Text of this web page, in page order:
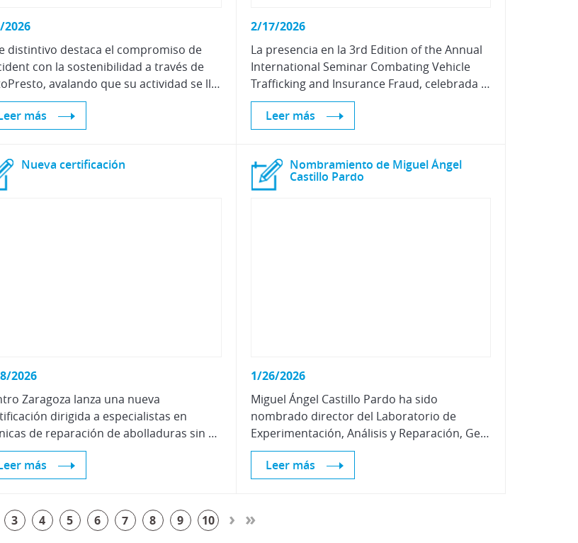
distintivo destaca el compromiso de
con la sostenibilidad a través de
AutoPresto, avalando que su actividad se lleva a cabo bajo rigurosos criterios de cuidado medioambiental, mejora continua y neutralidad climática.
más
2/17/2026
La presencia en la 3rd Edition of the Annual
International Seminar Combating Vehicle
Trafficking and Insurance Fraud, celebrada en Marruecos, refuerza nuestro compromiso con la lucha contra el tráfico de vehículos y el fraude en seguros.
Leer más
Nueva certificación
2026
Zaragoza lanza una nueva
dirigida a especialistas en
técnicas de reparación de abolladuras sin pintura, denominadas técnicas PDR
más
Nombramiento de Miguel Ángel
Castillo Pardo
1/26/2026
Miguel Ángel Castillo Pardo ha sido
nombrado director del Laboratorio de
Experimentación, Análisis y Reparación, Gestión de Calidad e Infraestructuras de Centro Zaragoza
Leer más
3 4 5 6 7 8 9 10 › »